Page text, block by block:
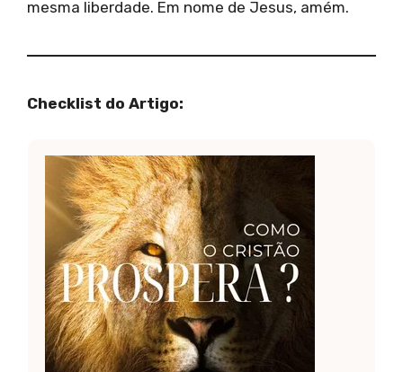
mesma liberdade. Em nome de Jesus, amém.
Checklist do Artigo: